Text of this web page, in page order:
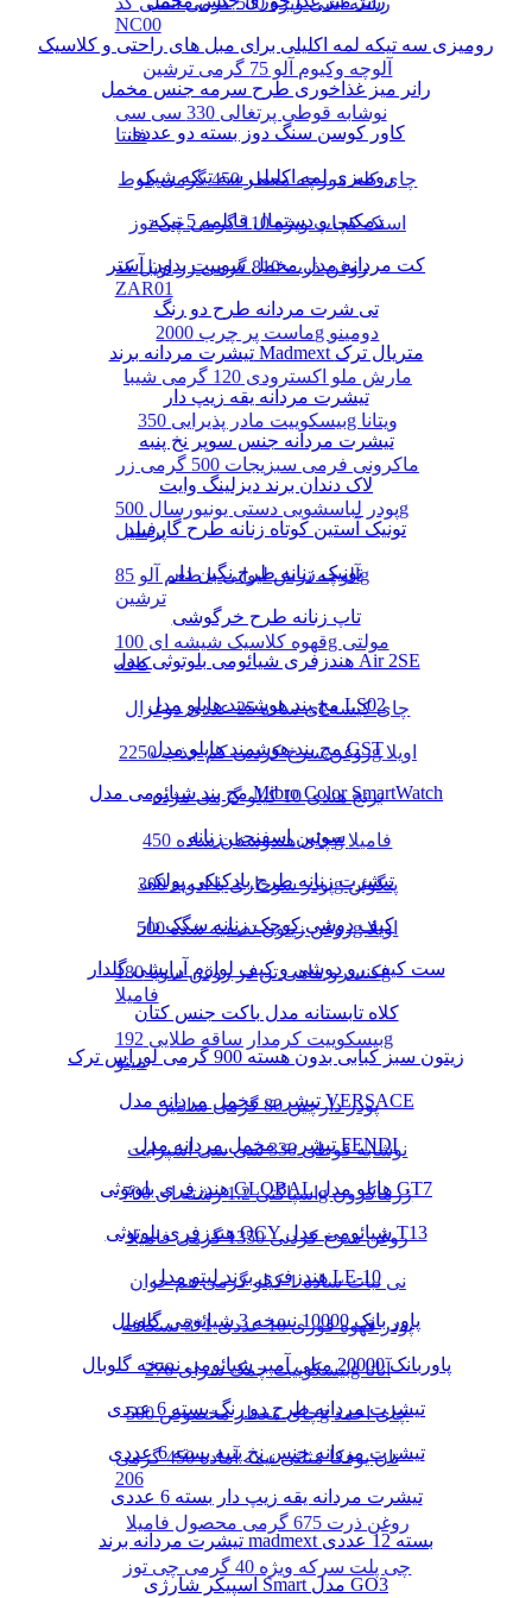
NC00
آلوچه وکیوم آلو 75 گرمی ترشین
نوشابه قوطی پرتغالی 330 سی سی
فانتا
چای کله مورچه معطر 450 گرمی بلوط
اسنک کچاپ ویژه 110 گرمی چی توز
روغن ذرت 810 گرمی زر اویل کد
ZAR01
ماست پر چرب 2000g دومینو
مارش ملو اکسترودی 120 گرمی شیبا
بیسکوییت مادر پذیرایی 350g ویتانا
ماکرونی فرمی سبزیجات 500 گرمی زر
پودر لباسشویی دستی یونیورسال 500g
پرسیل
آلوچه ترش لیوانی با طعم آلو 85g
ترشین
قهوه کلاسیک شیشه ای 100g مولتی
کافه
چای کیسه ای ساده 25 عددی دوغزال
روغن سرخ کردنی کم جذب 2250g اویلا
برنج هندی 10 کیلو گرمی مژده
چای هندوستان ساده 450g فامیلا
پودر سوخاری با ادویه 300g پنگوئن
روغن زیتون تصفیه شده 500g اویلا
کنسرو ماهی تن در روغن سویا 180g
فامیلا
بیسکوییت کرمدار ساقه طلایی 192g
مینو
پودر دارچین 80 گرمی سانتین
نوشابه قوطی 330 سی سی اسپرایت
اسپاگتی 1.2 رشته ای 700g زرماکرون
روغن سرخ کردنی 1350 گرمی فامیلا
نی نبات ساده 1 کیلو گرمی هم خوان
پودر قهوه فوری 10 عددی 1*3 نسکافه
بیسکوییت چمک سرای 276g آناتا
چای معطر مخصوص 500g چای احمد
نان یوفکا مثلثی نیمه آماده 450 گرمی
206
روغن ذرت 675 گرمی محصول فامیلا
چی پلت سرکه ویژه 40 گرمی چی توز
رومیزی سه تیکه لمه اکلیلی برای مبل های راحتی و کلاسیک
رانر میز غذاخوری طرح سرمه جنس مخمل
کاور کوسن سنگ دوز بسته دو عددی
رومیزی لمه اکلیلی سه تیکه شیک
دمکنی و دستمال قابلمه 5 تیکه
کت مردانه مدل مخمل سوییت بدون آستر
تی شرت مردانه طرح دو رنگ
تیشرت مردانه برند Madmext متریال ترک
تیشرت مردانه یقه زیپ دار
تیشرت مردانه جنس سوپر نخ پنبه
لاک دندان برند دیزلینگ وایت
تونیک آستین کوتاه زنانه طرح گارفیلد
تونیک زنانه طرح نگین دار
تاپ زنانه طرح خرگوشی
هندزفری شیائومی بلوتوثی مدل Air 2SE
مچ بند هوشمند هایلو مدل LS02
مچ بند هوشمند هایلو مدل GST
مچ بند شیائومی مدل Mibro Color SmartWatch
سوتین اسفنجی زنانه
تیشرت زنانه طرح بادکنکی پولکی
کیف دوشی کوچک زنانه سگک دار
ست کیف رو دوشی و کیف لوازم آرایشی گلدار
کلاه تابستانه مدل باکت جنس کتان
زیتون سبز کبابی بدون هسته 900 گرمی لوراس ترک
تیشرت مخمل مردانه مدل VERSACE
تیشرت مخمل مردانه مدل FENDI
هندزفری بلوتوثی GLOBAL هایلو مدل GT7
هندزفری بلوتوثی QCY شیائومی مدل T13
هندزفری برند لیتو مدل LE-10
پاور بانک 10000 نسخه 3 شیائومی گلوبال
پاوربانک 20000 میلی آمپر شیائومی نسخه گلوبال
تیشرت مردانه طرح دو رنگ بسته 6 عددی
تیشرت مردانه جنس نخ پنبه بسته 6 عددی
تیشرت مردانه یقه زیپ دار بسته 6 عددی
تیشرت مردانه برند madmext بسته 12 عددی
اسپیکر شارژی Smart مدل GO3